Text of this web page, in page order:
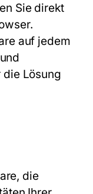
Sie direkt
auf jedem
die Lösung
die